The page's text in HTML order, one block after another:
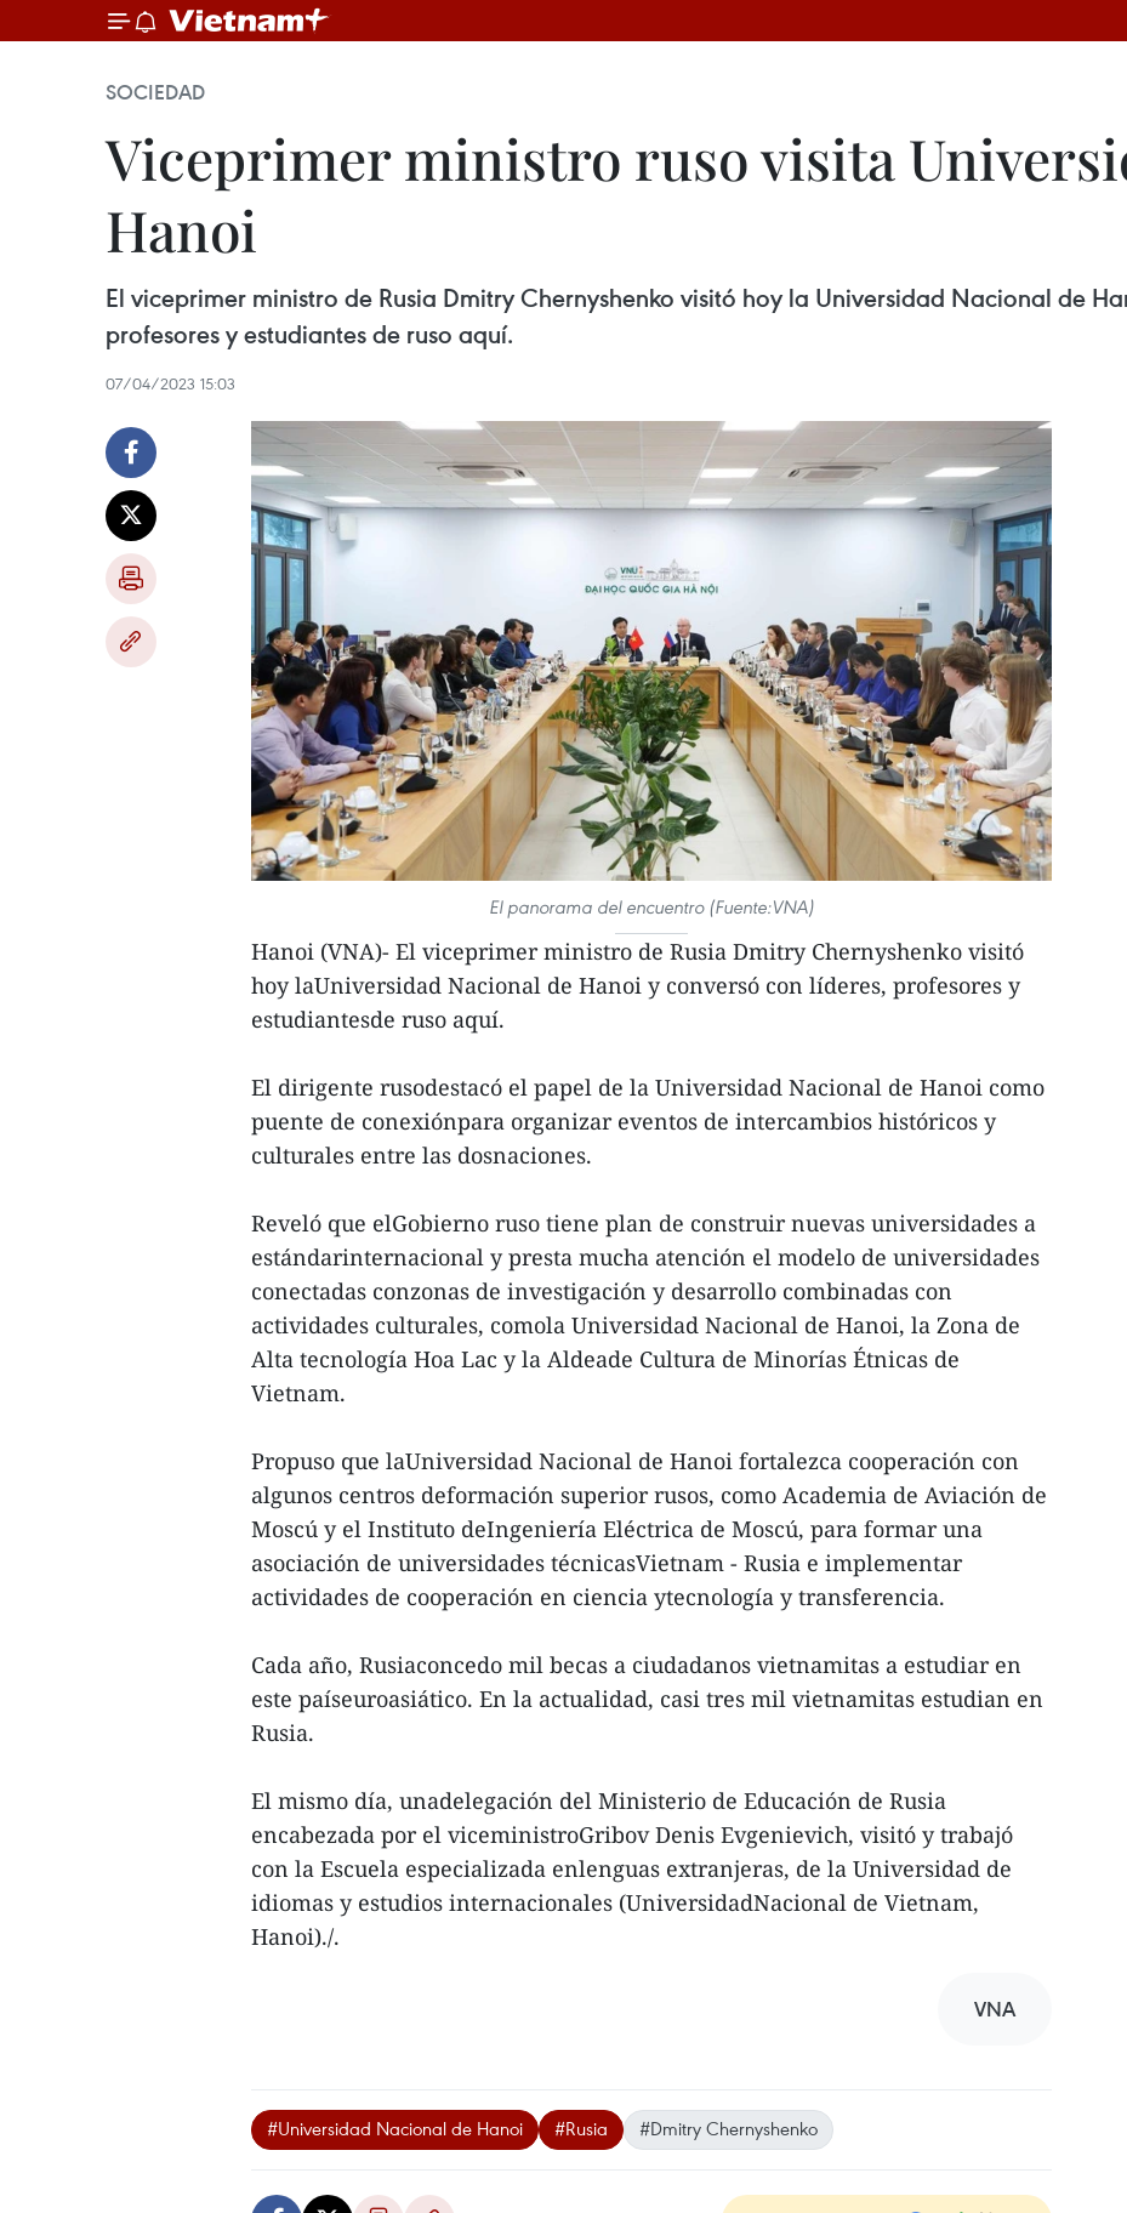
SOCIEDAD
Viceprimer ministro ruso visita
Hanoi
El viceprimer ministro de Rusia Dmitry Chernyshenko visitó hoy la Universidad Nacional de
profesores y estudiantes de ruso aquí.
07/04/2023 15:03
El panorama del encuentro (Fuente:VNA)
Hanoi (VNA)- El viceprimer ministro de Rusia Dmitry Chernyshenko visitó
hoy laUniversidad Nacional de Hanoi y conversó con líderes, profesores y
estudiantesde ruso aquí.
El dirigente rusodestacó el papel de la Universidad Nacional de Hanoi como
puente de conexiónpara organizar eventos de intercambios históricos y
culturales entre las dosnaciones.
Reveló que elGobierno ruso tiene plan de construir nuevas universidades a
estándarinternacional y presta mucha atención el modelo de universidades
conectadas conzonas de investigación y desarrollo combinadas con
actividades culturales, comola Universidad Nacional de Hanoi, la Zona de
Alta tecnología Hoa Lac y la Aldeade Cultura de Minorías Étnicas de
Vietnam.
Propuso que laUniversidad Nacional de Hanoi fortalezca cooperación con
algunos centros deformación superior rusos, como Academia de Aviación de
Moscú y el Instituto deIngeniería Eléctrica de Moscú, para formar una
asociación de universidades técnicasVietnam - Rusia e implementar
actividades de cooperación en ciencia ytecnología y transferencia.
Cada año, Rusiaconcedo mil becas a ciudadanos vietnamitas a estudiar en
este paíseuroasiático. En la actualidad, casi tres mil vietnamitas estudian en
Rusia.
El mismo día, unadelegación del Ministerio de Educación de Rusia
encabezada por el viceministroGribov Denis Evgenievich, visitó y trabajó
con la Escuela especializada enlenguas extranjeras, de la Universidad de
idiomas y estudios internacionales (UniversidadNacional de Vietnam,
Hanoi)./.
VNA
#Universidad Nacional de Hanoi #Rusia #Dmitry Chernyshenko